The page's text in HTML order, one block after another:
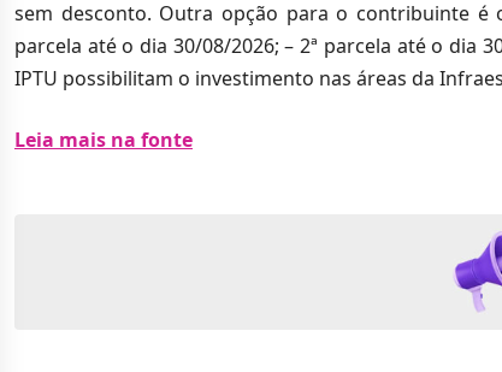
sem desconto. Outra opção para o contribuinte é
parcela até o dia 30/08/2026; – 2ª parcela até o dia
IPTU possibilitam o investimento nas áreas da
Leia mais na fonte